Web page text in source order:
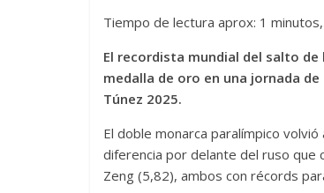
Tiempo de lectura aprox: 1
El recordista mundial del salto
medalla de oro en una jornada
Túnez 2025.
El doble monarca paralímpico
diferencia por delante del ruso que
Zeng (5,82), ambos con récords